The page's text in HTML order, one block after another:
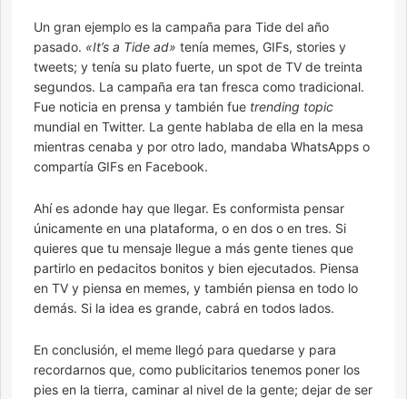
Un gran ejemplo es la campaña para Tide del año
pasado. «It’s a Tide ad» tenía memes, GIFs, stories y
tweets; y tenía su plato fuerte, un spot de TV de treinta
segundos. La campaña era tan fresca como tradicional.
Fue noticia en prensa y también fue trending topic
mundial en Twitter. La gente hablaba de ella en la mesa
mientras cenaba y por otro lado, mandaba WhatsApps o
compartía GIFs en Facebook.
Ahí es adonde hay que llegar. Es conformista pensar
únicamente en una plataforma, o en dos o en tres. Si
quieres que tu mensaje llegue a más gente tienes que
partirlo en pedacitos bonitos y bien ejecutados. Piensa
en TV y piensa en memes, y también piensa en todo lo
demás. Si la idea es grande, cabrá en todos lados.
En conclusión, el meme llegó para quedarse y para
recordarnos que, como publicitarios tenemos poner los
pies en la tierra, caminar al nivel de la gente; dejar de ser